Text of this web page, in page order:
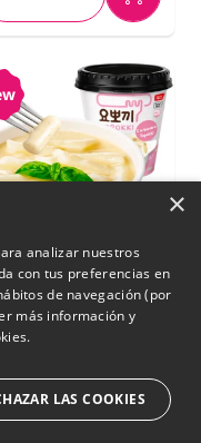
con
Carbonara |
×
analizar nuestros
con tus preferencias en
de navegación (por
más información y
LAS COOKIES